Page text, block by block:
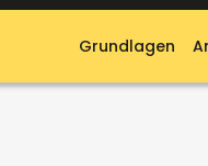
Grundlagen